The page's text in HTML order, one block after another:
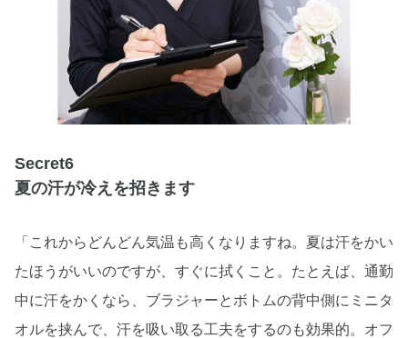
Secret6
夏の汗が冷えを招きます
「これからどんどん気温も高くなりますね。夏は汗をかい
たほうがいいのですが、すぐに拭くこと。たとえば、通勤
中に汗をかくなら、ブラジャーとボトムの背中側にミニタ
オルを挟んで、汗を吸い取る工夫をするのも効果的。オフ